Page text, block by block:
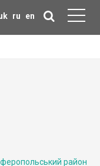
ru en
район